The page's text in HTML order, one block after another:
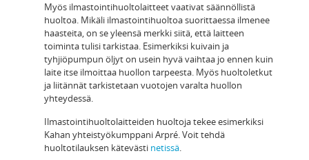
Myös ilmastointihuoltolaitteet vaativat säännöllistä
huoltoa. Mikäli ilmastointihuoltoa suorittaessa ilmenee
haasteita, on se yleensä merkki siitä, että laitteen
toiminta tulisi tarkistaa. Esimerkiksi kuivain ja
tyhjiöpumpun öljyt on usein hyvä vaihtaa jo ennen kuin
laite itse ilmoittaa huollon tarpeesta. Myös huoltoletkut
ja liitännät tarkistetaan vuotojen varalta huollon
yhteydessä.
Ilmastointihuoltolaitteiden huoltoja tekee esimerkiksi
Kahan yhteistyökumppani Arpré. Voit tehdä
huoltotilauksen kätevästi netissä.